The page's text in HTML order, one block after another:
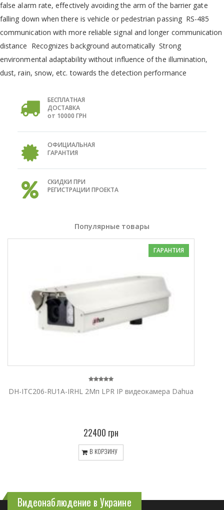
false alarm rate, effectively avoiding the arm of the barrier gate
falling down when there is vehicle or pedestrian passing RS-485
communication with more reliable signal and longer communication
distance Recognizes background automatically Strong
environmental adaptability without influence of the illumination,
dust, rain, snow, etc. towards the detection performance
БЕСПЛАТНАЯ
ДОСТАВКА
от 10000 ГРН
ОФИЦИАЛЬНАЯ
ГАРАНТИЯ
СКИДКИ ПРИ
РЕГИСТРАЦИИ ПРОЕКТА
Популярные товары
ГАРАНТИЯ
DH-ITC206-RU1A-IRHL 2Мп LPR IP видеокамера Dahua
22400 грн
В КОРЗИНУ
Видеонаблюдение в Украине